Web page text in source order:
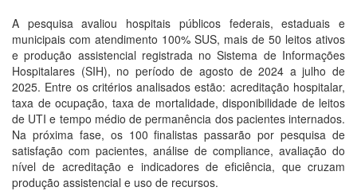
A pesquisa avaliou hospitais públicos federais, estaduais e
municipais com atendimento 100% SUS, mais de 50 leitos ativos
e produção assistencial registrada no Sistema de Informações
Hospitalares (SIH), no período de agosto de 2024 a julho de
2025. Entre os critérios analisados estão: acreditação hospitalar,
taxa de ocupação, taxa de mortalidade, disponibilidade de leitos
de UTI e tempo médio de permanência dos pacientes internados.
Na próxima fase, os 100 finalistas passarão por pesquisa de
satisfação com pacientes, análise de compliance, avaliação do
nível de acreditação e indicadores de eficiência, que cruzam
produção assistencial e uso de recursos.